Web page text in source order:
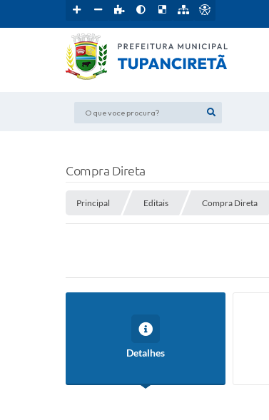
O que voce procura?
Compra Direta
Principal Editais Compra Direta
Detalhes